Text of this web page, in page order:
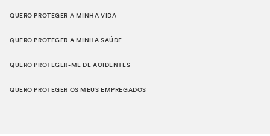
QUERO PROTEGER A MINHA VIDA
QUERO PROTEGER A MINHA SAÚDE
QUERO PROTEGER-ME DE ACIDENTES
QUERO PROTEGER OS MEUS EMPREGADOS